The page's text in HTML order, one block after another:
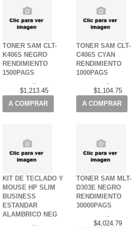
TONER SAM CLT-
K406S NEGRO
RENDIMIENTO
1500PAGS
$1,213.45
A COMPRAR
TONER SAM CLT-
C406S CYAN
RENDIMIENTO
1000PAGS
$1,104.75
A COMPRAR
KIT DE TECLADO Y
MOUSE HP SLIM
BUSINESS
ESTANDAR
ALAMBRICO NEG
..
TONER SAM MLT-
D303E NEGRO
RENDIMIENTO
30000PAGS
..
$4,024.79